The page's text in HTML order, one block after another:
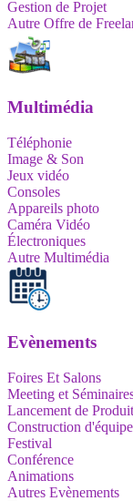
Gestion de Projet
Autre Offre de
Multimédia
Téléphonie
Image & Son
Jeux vidéo
Consoles
Appareils photo
Caméra Vidéo
Électroniques
Autre Multimédia
Evènements
Foires Et Salons
Meeting et
Lancement de Produit
Construction d'équipe
Festival
Conférence
Animations
Autres Evènements